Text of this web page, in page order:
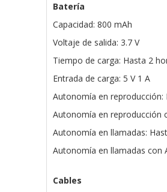
Batería
Capacidad: 800 mAh
Voltaje de salida: 3.7 V
Tiempo de carga: Hasta 2
Entrada de carga: 5 V 1 A
Autonomía en
Autonomía en reproducción
Autonomía en llamadas:
Autonomía en llamadas con
Cables